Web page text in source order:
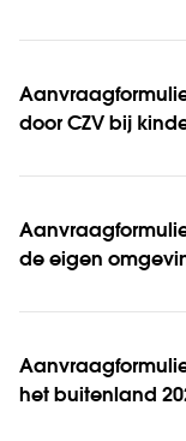
door CZV bij
de eigen
het buitenland